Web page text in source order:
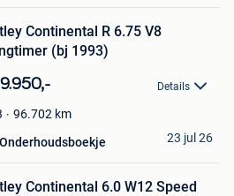
Continental R 6.75 V8
(bj 1993)
Details
96.702 km
Onderhoudsboekje 23 jul 26
Continental 6.0 W12 Speed